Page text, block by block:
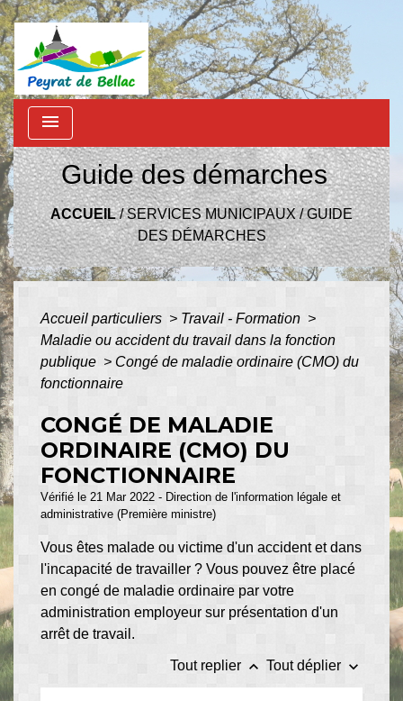
menu
Guide des démarches
ACCUEIL/SERVICES MUNICIPAUX/GUIDE
DES DÉMARCHES
Accueil particuliers > Travail - Formation >
Maladie ou accident du travail dans la fonction
publique > Congé de maladie ordinaire (CMO) du
fonctionnaire
CONGÉ DE MALADIE
ORDINAIRE (CMO) DU
FONCTIONNAIRE
Vérifié le 21 Mar 2022 - Direction de l'information légale et
administrative (Première ministre)
Vous êtes malade ou victime d'un accident et dans
l'incapacité de travailler ? Vous pouvez être placé
en congé de maladie ordinaire par votre
administration employeur sur présentation d'un
arrêt de travail.
Tout replier keyboard_arrow_up Tout déplier keyboard_arrow_down